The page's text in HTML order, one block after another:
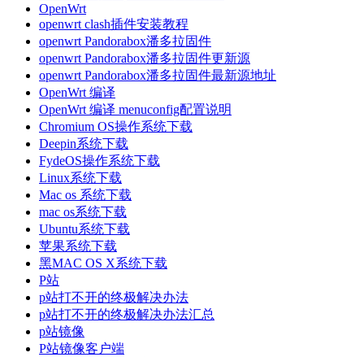
OpenWrt
openwrt clash插件安装教程
openwrt Pandorabox潘多拉固件
openwrt Pandorabox潘多拉固件更新源
openwrt Pandorabox潘多拉固件最新源地址
OpenWrt 编译
OpenWrt 编译 menuconfig配置说明
Chromium OS操作系统下载
Deepin系统下载
FydeOS操作系统下载
Linux系统下载
Mac os 系统下载
mac os系统下载
Ubuntu系统下载
苹果系统下载
黑MAC OS X系统下载
P站
p站打不开的终极解决办法
p站打不开的终极解决办法汇总
p站镜像
P站镜像客户端